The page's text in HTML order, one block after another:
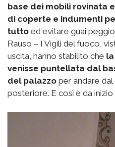
base dei mobili rovinata
di coperte e indumenti
tutto ed evitare guai
Rauso – I Vigili del fuoco,
uscita, hanno stabilito che
venisse puntellata dal
del palazzo per andare
posteriore. E così è da inizio